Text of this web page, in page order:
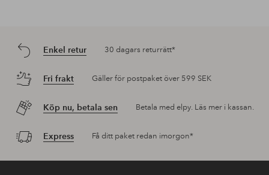
Enkel retur 30 dagars returrätt*
Fri frakt Gäller för postpaket över 599 SEK
Köp nu, betala sen Betala med elpy. Läs mer i kassan.
Express Få ditt paket redan imorgon*